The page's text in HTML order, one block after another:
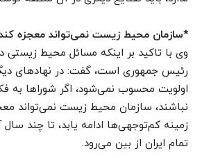
*سازمان محیط زیست نمی‌تواند معجزه
وی با تاکید بر اینکه مسائل محیط زیستی
رئیس جمهوری است، گفت: در نهادهای
اولویت محسوب نمی‌شود، اگر شوراها به
نباشند، سازمان محیط زیست نمی‌تواند
زمینه کم‌توجهی‌ها ادامه یابد، تا چند
تمام ایران از بین می‌رود.